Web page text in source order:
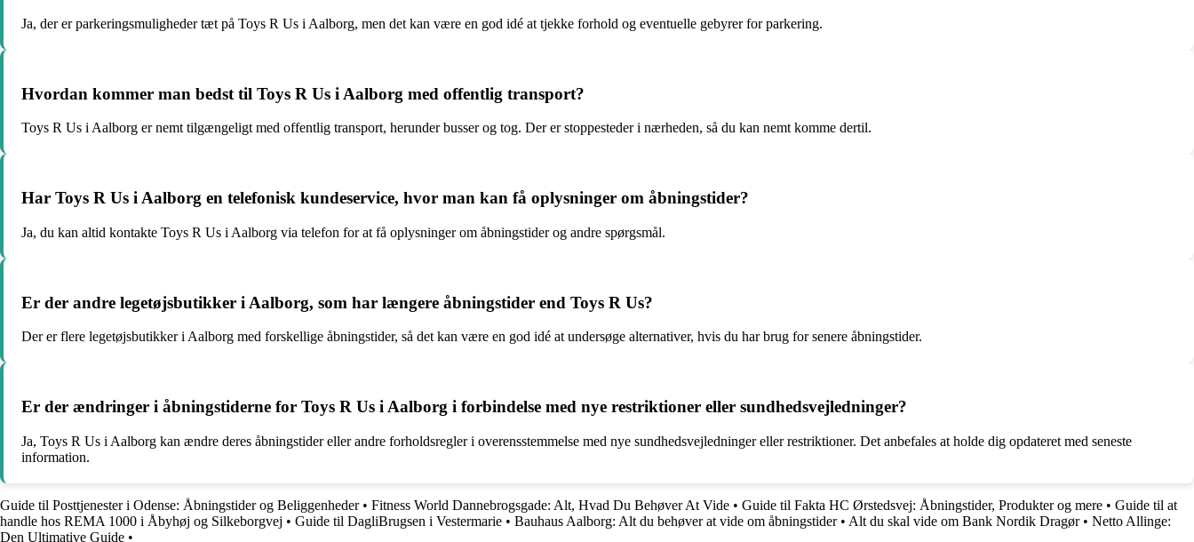
Ja, der er parkeringsmuligheder tæt på Toys R Us i Aalborg, men det kan være en god idé at tjekke forhold og eventuelle gebyrer for parkering.
Hvordan kommer man bedst til Toys R Us i Aalborg med offentlig transport?
Toys R Us i Aalborg er nemt tilgængeligt med offentlig transport, herunder busser og tog. Der er stoppesteder i nærheden, så du kan nemt komme dertil.
Har Toys R Us i Aalborg en telefonisk kundeservice, hvor man kan få oplysninger om åbningstider?
Ja, du kan altid kontakte Toys R Us i Aalborg via telefon for at få oplysninger om åbningstider og andre spørgsmål.
Er der andre legetøjsbutikker i Aalborg, som har længere åbningstider end Toys R Us?
Der er flere legetøjsbutikker i Aalborg med forskellige åbningstider, så det kan være en god idé at undersøge alternativer, hvis du har brug for senere åbningstider.
Er der ændringer i åbningstiderne for Toys R Us i Aalborg i forbindelse med nye restriktioner eller sundhedsvejledninger?
Ja, Toys R Us i Aalborg kan ændre deres åbningstider eller andre forholdsregler i overensstemmelse med nye sundhedsvejledninger eller restriktioner. Det anbefales at holde dig opdateret med seneste
information.
Guide til Posttjenester i Odense: Åbningstider og Beliggenheder• Fitness World Dannebrogsgade: Alt, Hvad Du Behøver At Vide • Guide til Fakta HC Ørstedsvej: Åbningstider, Produkter og mere • Guide til at
handle hos REMA 1000 i Åbyhøj og Silkeborgvej • Guide til DagliBrugsen i Vestermarie • Bauhaus Aalborg: Alt du behøver at vide om åbningstider• Alt du skal vide om Bank Nordik Dragør• Netto Allinge:
Den Ultimative Guide •